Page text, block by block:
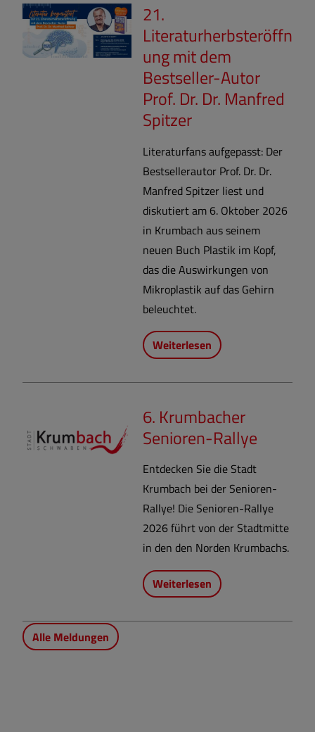
21.
Literaturherbsteröffn
ung mit dem
Bestseller-Autor
Prof. Dr. Dr. Manfred
Spitzer
Literaturfans aufgepasst: Der
Bestsellerautor Prof. Dr. Dr.
Manfred Spitzer liest und
diskutiert am 6. Oktober 2026
in Krumbach aus seinem
neuen Buch Plastik im Kopf,
das die Auswirkungen von
Mikroplastik auf das Gehirn
beleuchtet.
Weiterlesen
6. Krumbacher
Senioren-Rallye
Entdecken Sie die Stadt
Krumbach bei der Senioren-
Rallye! Die Senioren-Rallye
2026 führt von der Stadtmitte
in den den Norden Krumbachs.
Weiterlesen
Alle Meldungen